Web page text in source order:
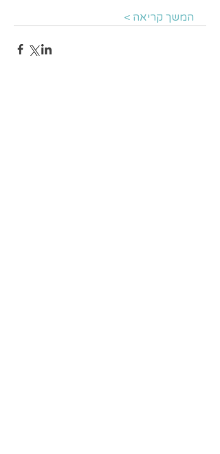
המשך קריאה >